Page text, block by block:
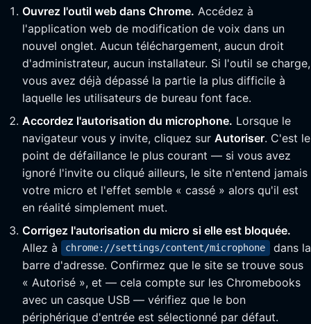
Ouvrez l'outil web dans Chrome. Accédez à
l'application web de modification de voix dans un
nouvel onglet. Aucun téléchargement, aucun droit
d'administrateur, aucun installateur. Si l'outil se charge,
vous avez déjà dépassé la partie la plus difficile à
laquelle les utilisateurs de bureau font face.
Accordez l'autorisation du microphone. Lorsque le
navigateur vous y invite, cliquez sur Autoriser. C'est le
point de défaillance le plus courant — si vous avez
ignoré l'invite ou cliqué ailleurs, le site n'entend jamais
votre micro et l'effet semble « cassé » alors qu'il est
en réalité simplement muet.
Corrigez l'autorisation du micro si elle est bloquée.
Allez à
chrome://settings/content/microphone
dans la
barre d'adresse. Confirmez que le site se trouve sous
« Autorisé », et — cela compte sur les Chromebooks
avec un casque USB — vérifiez que le bon
périphérique d'entrée est sélectionné par défaut.